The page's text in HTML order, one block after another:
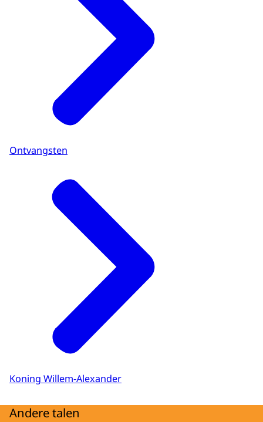
Ontvangsten
Koning Willem-Alexander
Andere talen